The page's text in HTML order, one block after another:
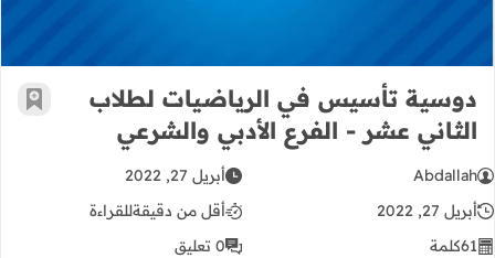
دوسية تأسيس في الرياضيات لطلاب
الثاني عشر - الفرع الأدبي والشرعي
أضف
Abdallah
أبريل 27, 2022
أبريل 27, 2022
أقل من دقيقةللقراءة
61كلمة 0 تعليق